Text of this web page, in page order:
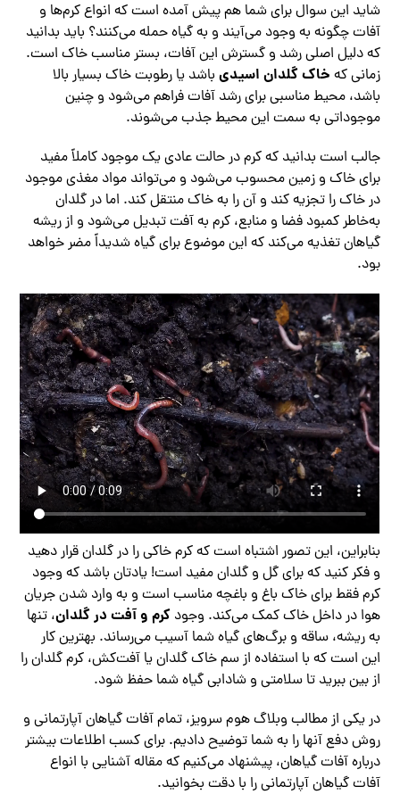
شاید این سوال برای شما هم پیش آمده است که انواع کرم‌ها و
آفات چگونه به وجود می‌آیند و به گیاه حمله می‌کنند؟ باید بدانید
که دلیل اصلی رشد و گسترش این آفات، بستر مناسب خاک است.
زمانی که خاک گلدان اسیدی باشد یا رطوبت خاک بسیار بالا
باشد، محیط مناسبی برای رشد آفات فراهم می‌شود و چنین
موجوداتی به سمت این محیط جذب می‌شوند.
جالب است بدانید که کرم در حالت عادی یک موجود کاملاً مفید
برای خاک و زمین محسوب می‌شود و می‌تواند مواد مغذی موجود
در خاک را تجزیه کند و آن را به خاک منتقل کند. اما در گلدان
به‌خاطر کمبود فضا و منابع، کرم به آفت تبدیل می‌شود و از ریشه
گیاهان تغذیه می‌کند که این موضوع برای گیاه شدیداً مضر خواهد
بود.
بنابراین، این تصور اشتباه است که کرم خاکی را در گلدان قرار دهید
و فکر کنید که برای گل و گلدان مفید است! یادتان باشد که وجود
کرم فقط برای خاک باغ و باغچه مناسب است و به وارد شدن جریان
هوا در داخل خاک کمک می‌کند. وجودکرم و آفت در گلدان، تنها
به ریشه، ساقه و برگ‌های گیاه شما آسیب می‌رساند. بهترین کار
این است که با استفاده از سم خاک گلدان یا آفت‌کش، کرم گلدان را
از بین ببرید تا سلامتی و شادابی گیاه شما حفظ شود.
در یکی از مطالب وبلاگ هوم سرویز، تمام آفات گیاهان آپارتمانی و
روش دفع آنها را به شما توضیح دادیم. برای کسب اطلاعات بیشتر
درباره آفات گیاهان، پیشنهاد می‌کنیم که مقاله آشنایی با انواع
آفات گیاهان آپارتمانی را با دقت بخوانید.